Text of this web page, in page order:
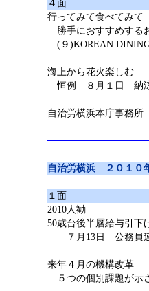
４面
行ってみて食べてみて
勝手におすすめする
(９)KOREAN
海上から花火楽しむ
恒例 ８月１日 納
自治労横浜本庁事務
自治労横浜 ２０１０
１面
2010人勧
50歳台後半層給与引下
７月13日 公務員連
来年４月の機構改革
５つの個別課題が示